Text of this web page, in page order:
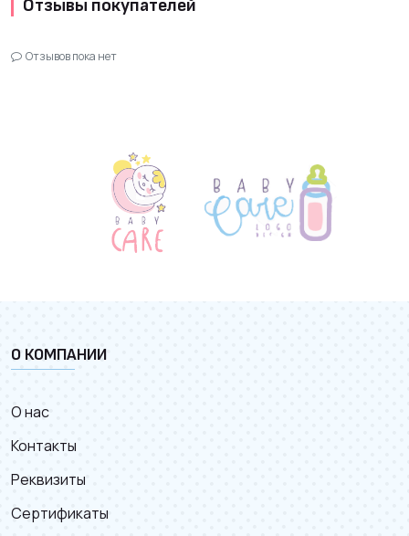
Отзывы покупателей
Отзывов пока нет
О КОМПАНИИ
О нас
Контакты
Реквизиты
Сертификаты